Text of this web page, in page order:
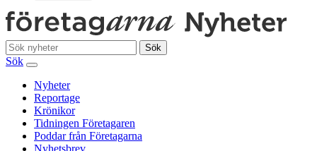
Sök
Sök
Nyheter
Reportage
Krönikor
Tidningen Företagaren
Poddar från Företagarna
Nyhetsbrev